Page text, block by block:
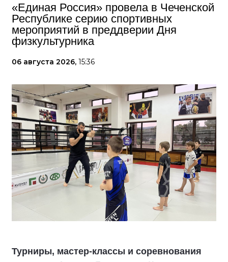
«Единая Россия» провела в Чеченской
Республике серию спортивных
мероприятий в преддверии Дня
физкультурника
06 августа 2026, 15:36
Турниры, мастер-классы и соревнования